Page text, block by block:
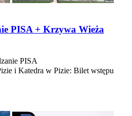
PISA + Krzywa Wieża
PISA
i Katedra w Pizie: Bilet wstępu